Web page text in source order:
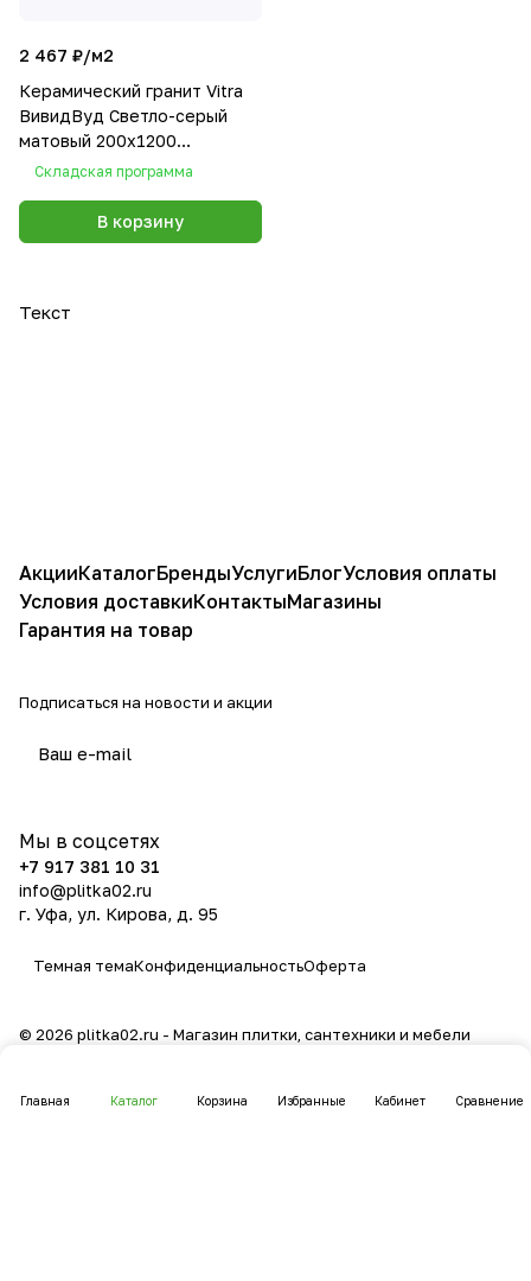
2 467 ₽/м2
Керамический гранит Vitra
ВивидВуд Светло-серый
матовый 200х1200
K948122R
Складская программа
В корзину
Текст
Главная Каталог Корзина Избранные Кабинет Сравнение
АкцииКаталогБрендыУслугиБлогУсловия оплаты
Условия доставкиКонтактыМагазины
Гарантия на товар
Подписаться на новости и акции
Мы в соцсетях
+7 917 381 10 31
info@plitka02.ru
г. Уфа, ул. Кирова, д. 95
Темная темаКонфиденциальностьОферта
© 2026 plitka02.ru - Магазин плитки, сантехники и мебели